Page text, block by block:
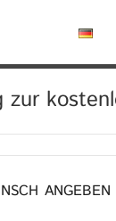
ANGEBEN